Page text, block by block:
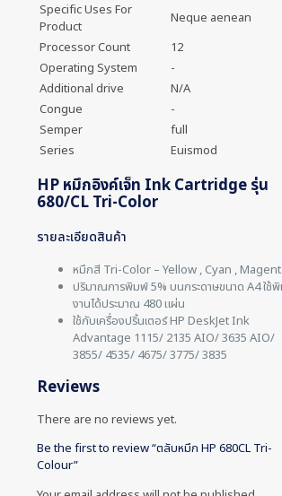
Specific Uses For
Product
Neque aenean
Processor Count
12
Operating System
-
Additional drive
N/A
Congue
-
Semper
full
Series
Euismod
HP หมึกอิงค์เจ็ท Ink Cartridge รุ่น
680/CL Tri-Color
รายละเอียดสินค้า
หมึกสี Tri-Color – Yellow , Cyan ,
ปริมาณการพิมพ์ 5% บนกระดาษขนาด A4 ใช้
งานได้ประมาณ 480 แผ่น
ใช้กับเครื่องปริ้นเตอร์ HP DeskJet Ink
Advantage 1115/ 2135 AIO/ 3635 AIO/
3855/ 4535/ 4675/ 3775/ 3835
Reviews
There are no reviews yet.
Be the first to review “ตลับหมึก HP 680CL Tri-
Colour”